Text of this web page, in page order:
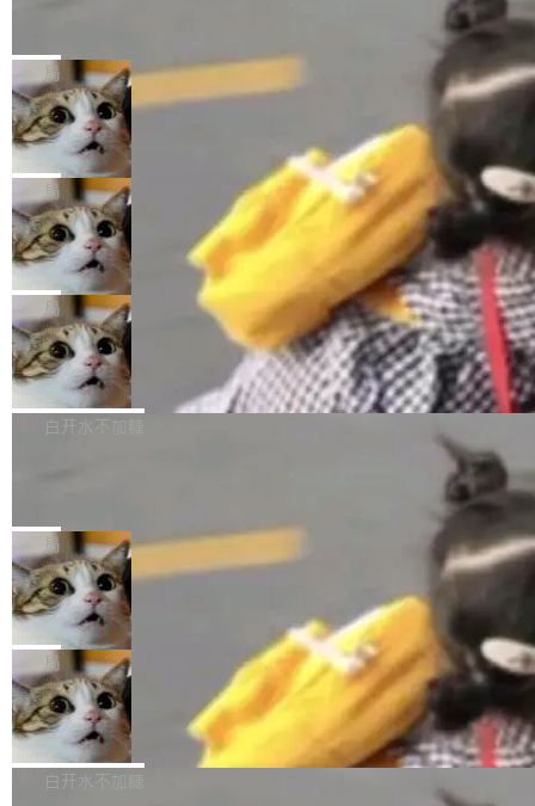
“启蒙老师”。 而今年，恰好是雷霄骅离世十周
年。FFmpeg 社区最终选择用一个大版本的名
字，留下了这份纪念。 雷霄骅曾是中国传媒大学
数字电视技术方向的博士生，长期从事视频、音
频技...
编写程序，目标是完成电商平台作者信息与商品
列表的数据匹配 —— 一项常规的数据处理任
务，最终却产生了 180 万美元的账单，实际支出
超出原定预算 860%。 更令人意外的是，该项目
最终并未成功落地，而高额算力消耗持续运行长
达 5 个月，公司直到财务对账时才察觉异常。这
意味着一个无人看管的 AI 程序，在近半年时间
里日夜不停地"烧钱"。 复盘显示，...
e CEO Clément Delangue 在 CNBC 的采访里
没有拐弯抹角。他说中国正在赢得 AI 竞赛，而
且按目前的速度，中国 AI 工具预计在今年底或
2027 年就能追上美国前沿实验室的水平。 Dela
ngue 把原因归结为一件事：开放协作。中国的
AI 开发者在一个共享和协作的生态里加速迭代，
而美国模型厂商在"闭门造车"。他的原话是 "buil
ding in silos"——各自为战，互不通气。 这个判
断从他嘴里说出来分量不同。Hugging Face 是
全球最大的开源 AI 平台，上面跑着上百万个模
型。谁在开源赛道上领先，...
局
当 AI agent 把源码变成了最好的扩展系
统，开发者工具必须开源
五年前，David Crawshaw 问过很多软件工程师
一个问题：你写过什么给自己用的程序？答案几
乎都是没有。工程师们整天用别人写的程序写程
序给别人用。偶尔有人自己写个博客系统、智能
家居控制、家庭实验室，都算稀奇事。 Crawsh
aw 是 Shelley 的作者，一个开源 AI coding age
nt。他最近在博客上写了一篇文章，核心论点很
简单：开发者工具必须开源。 理由不是传统的自
由软件情怀，而是一个跟 AI agent 直接相关的
技术判断。 两行 prompt 就能个性化任何软件 C
局
DeepSeek Harness 宣布内测邀请，全
网最大规模开源 Agent 路演现场诞生
一条内测招募帖，发出去的时候大概没人想到它
会变成一场开源 Agent 生态的路演。 8月1日，
DeepSeek Harness 团队负责人崔添翼（tiany
i）在 X 上发帖： 「如果你是 Agent Harness 相
关开源项目的开发者，希望参加 DeepSeek Har
ness 的内测，可以回复或私信联系我。请附上
Harness 负责把能力落到真实环境中——调用工
具、读写文件、管理上下文、处理错误、完成闭
环。崔添翼招人的标...
局
商汤 SenseNova U1.5-Lite-Preview
开源
商汤科技宣布面向社区开源轻量级统一多模态模
型的预览版本 SenseNova U1.5-Lite-Preview。
理解、推理、生成与编辑，还仅以 8B-MoT 的轻
量大小，将能力推进到4K、更精细的真实质感、
更复杂的视觉控制和可持续迭代编辑。 相比 U
1，U1.5-Lite-Preview 在以下方向上带来了显著
提升： 原生支持4K图像生成； 更精细的局部纹
理、细节与真实世界质感； 更准确的中英文文字
生成与复杂版式组织； 更稳定的图...
白开水不加糖
nap。这次是 hwctl——一个用来检查 Ubuntu
硬件认证状态的命令行工具。 Canonical 工程师
Alan Griffiths 在邮件列表中说得很直白：「hwc
tl 是一个 Ubuntu 专有的包，它和它的依赖项都
是 Ubuntu 专有的，不会用在其他发行版上。」
所以 deb 版本的受众实际上为零。既然只有 Ub
untu 用户在用，那用 snap 打包就没什么可纠结
的。 从 deb 到 snap 的迁移路径 hwctl 是 rust-
hwlib 硬件 API 库的一部分，命令行工具负责查
局
Dario Amodei 担心新人来 Anthropic
只为金钱，不为使命
顶级 AI 研究员在两家公司之间来回跳，中间只
隔了几天。 Lilian Weng 上周刚宣布因健康原因
离开 Thinking Machines Lab，说自己作为联合
创始人的角色「太累了」。几天后，The Inform
ation 就曝出她将重回 OpenAI，负责递归自我
改进方向的研究。她是 Thinking Machines 过
局
FFmpeg 9.0 发布
FFmpeg 9.0 现已发布，包含多项改进。官方更
新日志列出的 9.0 版本主要更新内容如下： 扩
白开水不加糖